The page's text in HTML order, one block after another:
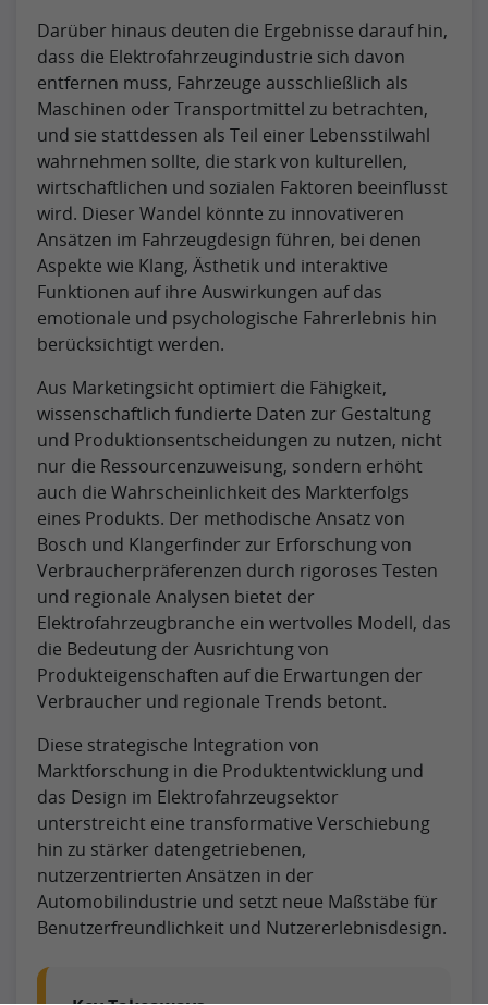
Darüber hinaus deuten die Ergebnisse darauf hin,
dass die Elektrofahrzeugindustrie sich davon
entfernen muss, Fahrzeuge ausschließlich als
Maschinen oder Transportmittel zu betrachten,
und sie stattdessen als Teil einer Lebensstilwahl
wahrnehmen sollte, die stark von kulturellen,
wirtschaftlichen und sozialen Faktoren beeinflusst
wird. Dieser Wandel könnte zu innovativeren
Ansätzen im Fahrzeugdesign führen, bei denen
Aspekte wie Klang, Ästhetik und interaktive
Funktionen auf ihre Auswirkungen auf das
emotionale und psychologische Fahrerlebnis hin
berücksichtigt werden.
Aus Marketingsicht optimiert die Fähigkeit,
wissenschaftlich fundierte Daten zur Gestaltung
und Produktionsentscheidungen zu nutzen, nicht
nur die Ressourcenzuweisung, sondern erhöht
auch die Wahrscheinlichkeit des Markterfolgs
eines Produkts. Der methodische Ansatz von
Bosch und Klangerfinder zur Erforschung von
Verbraucherpräferenzen durch rigoroses Testen
und regionale Analysen bietet der
Elektrofahrzeugbranche ein wertvolles Modell, das
die Bedeutung der Ausrichtung von
Produkteigenschaften auf die Erwartungen der
Verbraucher und regionale Trends betont.
Diese strategische Integration von
Marktforschung in die Produktentwicklung und
das Design im Elektrofahrzeugsektor
unterstreicht eine transformative Verschiebung
hin zu stärker datengetriebenen,
nutzerzentrierten Ansätzen in der
Automobilindustrie und setzt neue Maßstäbe für
Benutzerfreundlichkeit und Nutzererlebnisdesign.